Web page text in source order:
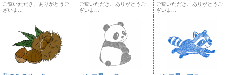
ご覧いただき、ありがとうご
ざいま...
ご覧いただき、ありがとうご
ざいま...
ご覧いただき、ありがとうご
ざいま...